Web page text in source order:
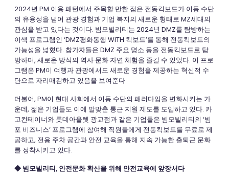
2024년 PM 이용 패턴에서 주목할 만한 점은 전동킥보드가 이동 수단
의 유용성을 넘어 관광 경험과 기업 복지의 새로운 형태로 MZ세대의
관심을 받고 있다는 것이다. 빔모빌리티는 2024년 DMZ를 탐방하는
이색 프로그램인 ‘DMZ평화동행 WITH 킥보드’를 통해 전동킥보드의
가능성을 넓혔다. 참가자들은 DMZ 주요 명소 등을 전동킥보드로 탐
방하며, 새로운 방식의 역사·문화·자연 체험을 즐길 수 있었다. 이 프로
그램은 PM이 여행과 관광에서도 새로운 경험을 제공하는 혁신적 수
단으로 자리매김하고 있음을 보여준다
더불어, PM이 현대 사회에서 이동 수단의 패러다임을 변화시키는 가
운데, 젊은 기업들도 이에 발맞춘 통근 지원 제도를 도입하고 있다. 카
고컨테이너와 롯데아울렛 광교점과 같은 기업들은 빔모빌리티의 ‘빔
포 비즈니스’ 프로그램에 참여해 직원들에게 전동킥보드를 무료로 제
공하고, 전용 주차 공간과 안전 교육을 통해 지속 가능한 출퇴근 문화
를 정착시키고 있다.
◆ 빔모빌리티, 안전문화 확산을 위해 안전교육에 앞장서다